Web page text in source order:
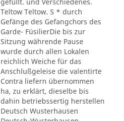
Teltow Teltow. S * durch
Gefänge des Gefangchors des
Garde- FüsilierDie bis zur
Sitzung währende Pause
wurde durch allen Lokalen
reichlich Weiche für das
Anschlußgeleise die valentirte
Contra liefern übernommen
ha, zu erklärt, dieselbe bis
dahin betriebssertig herstellen
Deutsch Wusterhausen